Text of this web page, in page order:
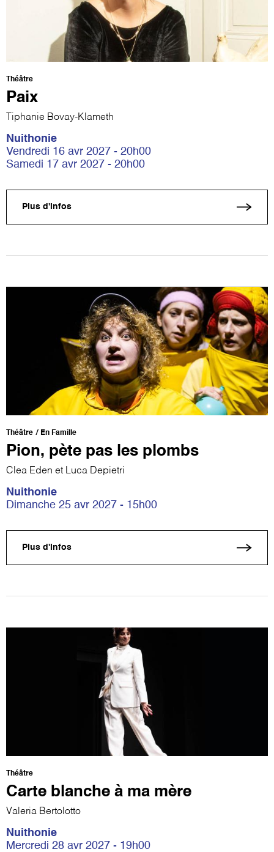
Théâtre
Paix
Tiphanie Bovay-Klameth
Nuithonie
Vendredi 16 avr 2027 - 20h00
Samedi 17 avr 2027 - 20h00
Plus d'infos
Théâtre En Famille
Pion, pète pas les plombs
Clea Eden et Luca Depietri
Nuithonie
Dimanche 25 avr 2027 - 15h00
Plus d'infos
Théâtre
Carte blanche à ma mère
Valeria Bertolotto
Nuithonie
Mercredi 28 avr 2027 - 19h00